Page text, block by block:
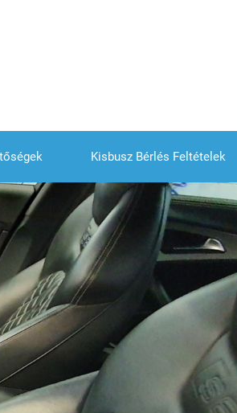
Kisbusz Bérlés Feltételek